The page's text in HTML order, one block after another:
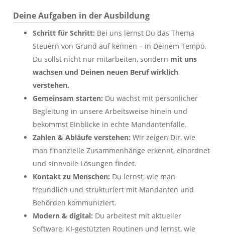
Deine Aufgaben in der Ausbildung
Schritt für Schritt: Bei uns lernst Du das Thema
Steuern von Grund auf kennen – in Deinem Tempo.
Du sollst nicht nur mitarbeiten, sondern mit uns
wachsen und Deinen neuen Beruf wirklich
verstehen.
Gemeinsam starten: Du wächst mit persönlicher
Begleitung in unsere Arbeitsweise hinein und
bekommst Einblicke in echte Mandantenfälle.
Zahlen & Abläufe verstehen: Wir zeigen Dir, wie
man finanzielle Zusammenhänge erkennt, einordnet
und sinnvolle Lösungen findet.
Kontakt zu Menschen: Du lernst, wie man
freundlich und strukturiert mit Mandanten und
Behörden kommuniziert.
Modern & digital: Du arbeitest mit aktueller
Software, KI-gestützten Routinen und lernst, wie